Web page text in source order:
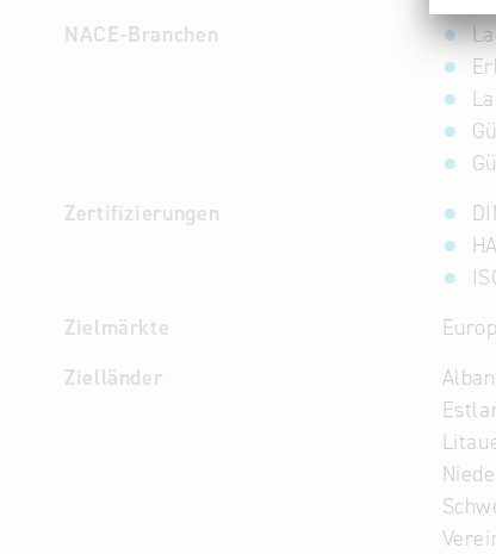
NACE-Branchen
Zertifizierungen
Zielmärkte
Zielländer